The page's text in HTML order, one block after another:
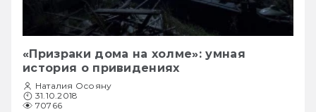
«Призраки дома на холме»: умная
история о привидениях
Наталия Осояну
31.10.2018
70766